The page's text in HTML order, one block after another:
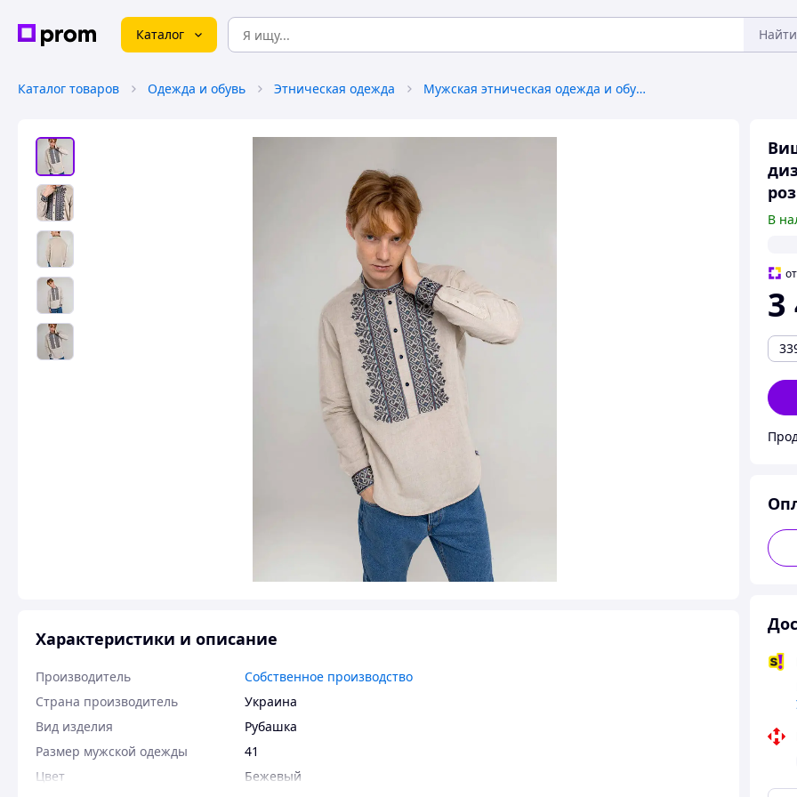
Каталог Найти
Каталог товаров Одежда и обувь Этническая одежда Мужская этническая одежда и обувь
В
от
3
Характеристики и описание
Производитель
Собственное производство
Страна производитель
Украина
Вид изделия
Рубашка
Размер мужской одежды
41
Цвет
Бежевый